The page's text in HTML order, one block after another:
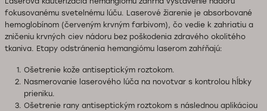
fokusovanému svetelnému lúču. Laserové žiarenie je absorbované
hemoglobínom (červeným krvným farbivom), čo vedie k zahriatiu a
zničeniu krvných ciev nádoru bez poškodenia zdravého okolitého
tkaniva. Etapy odstránenia hemangiómu laserom zahŕňajú:
Ošetrenie kože antiseptickým roztokom.
Nasmerovanie laserového lúča na novotvar s kontrolou hĺbky
prieniku.
Ošetrenie rany antiseptickým roztokom s následnou aplikáciou